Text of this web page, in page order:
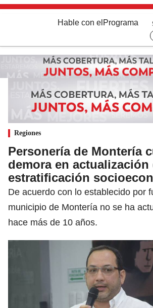
Hable con el Programa
Regiones
Personería de Montería
demora en actualización
estratificación
De acuerdo con lo establecido por
municipio de Montería no se ha
hace más de 10 años.